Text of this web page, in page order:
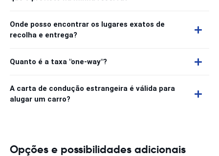
Onde posso encontrar os lugares exatos de
recolha e entrega?
Quanto é a taxa "one-way"?
A carta de condução estrangeira é válida para
alugar um carro?
Opções e possibilidades adicionais